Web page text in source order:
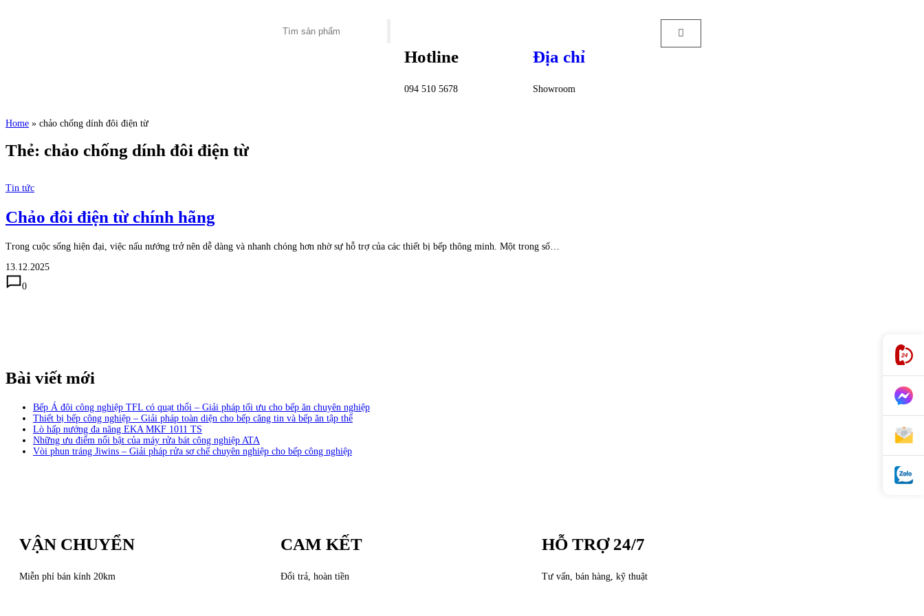
Hotline
094 510 5678
Địa chỉ
Showroom
Home » chảo chống dính đôi điện từ
Thẻ: chảo chống dính đôi điện từ
Tin tức
Chảo đôi điện từ chính hãng
Trong cuộc sống hiện đại, việc nấu nướng trở nên dễ dàng và nhanh chóng hơn nhờ sự hỗ trợ của các thiết bị bếp thông minh. Một trong số…
13.12.2025
0
Bài viết mới
Bếp Á đôi công nghiệp TFL có quạt thổi – Giải pháp tối ưu cho bếp ăn chuyên nghiệp
Thiết bị bếp công nghiệp – Giải pháp toàn diện cho bếp căng tin và bếp ăn tập thể
Lò hấp nướng đa năng EKA MKF 1011 TS
Những ưu điểm nổi bật của máy rửa bát công nghiệp ATA
Vòi phun tráng Jiwins – Giải pháp rửa sơ chế chuyên nghiệp cho bếp công nghiệp
VẬN CHUYỂN
Miễn phí bán kính 20km
CAM KẾT
Đổi trả, hoàn tiền
HỖ TRỢ 24/7
Tư vấn, bán hàng, kỹ thuật